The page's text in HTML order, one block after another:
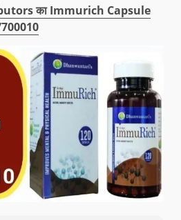
का Immurich Capsule